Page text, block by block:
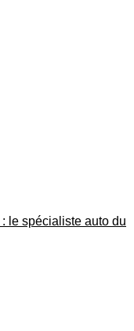
le spécialiste auto du